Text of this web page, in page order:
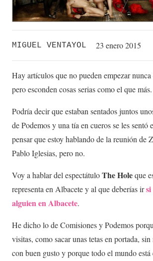
MIGUEL VENTAYOL 23 enero 2015
Hay artículos que no pueden empezar nunca
pero esconden cosas serias como el que más.
Podría decir que estaban sentados juntos
de Podemos y una tía en cueros se les sentó
pensar que estoy hablando de la reunión de
Pablo Iglesias, pero no.
Voy a hablar del espectátuloThe Holeque
representa en Albacete y al que deberías irsi
alguien en Albacete.
He dicho lo de Comisiones y Podemos
visitas, como sacar unas tetas en portada,
con buen gusto y porque todo el mundo